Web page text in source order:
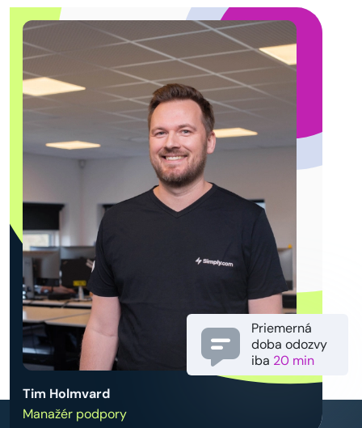
Tim Holmvard
Manažér podpory
Priemerná
doba odozvy
iba 20 min